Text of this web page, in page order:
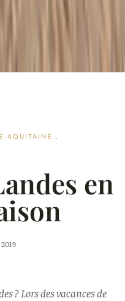
AQUITAINE ,
en
? Lors des vacances de